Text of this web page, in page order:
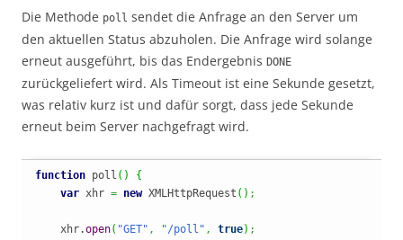
Die Methode poll sendet die Anfrage an den Server um
den aktuellen Status abzuholen. Die Anfrage wird solange
erneut ausgeführt, bis das Endergebnis DONE
zurückgeliefert wird. Als Timeout ist eine Sekunde gesetzt,
was relativ kurz ist und dafür sorgt, dass jede Sekunde
erneut beim Server nachgefragt wird.
function poll ( )
{
var xhr = new XMLHttpRequest ( ) ;
    xhr.
open( "GET" , "/poll" , true) ;